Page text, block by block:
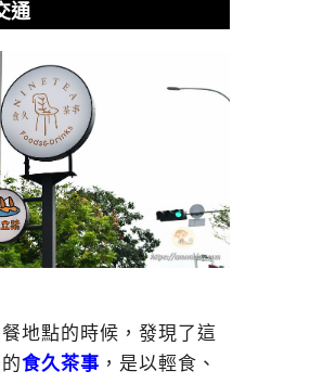
通
地點的時候，發現了這
食久茶事 ，是以輕食、